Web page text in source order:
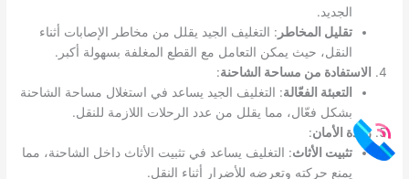
الجديد.
تقليل المخاطر : التغليف الجيد يقلل من مخاطر الإصابات أثناء
النقل، حيث يمكن التعامل مع القطع المغلفة بسهولة أكبر.
الاستفادة من مساحة الشاحنة:
التعبئة الفعّالة: التغليف الجيد يساعد في استغلال مساحة الشاحنة
بشكل فعّال، مما يقلل من عدد الرحلات اللازمة للنقل.
زيادة الأمان:
تثبيت الأثاث: التغليف يساعد في تثبيت الأثاث داخل الشاحنة، مما
يمنع حركته وتعرضه للأضرار أثناء النقل.